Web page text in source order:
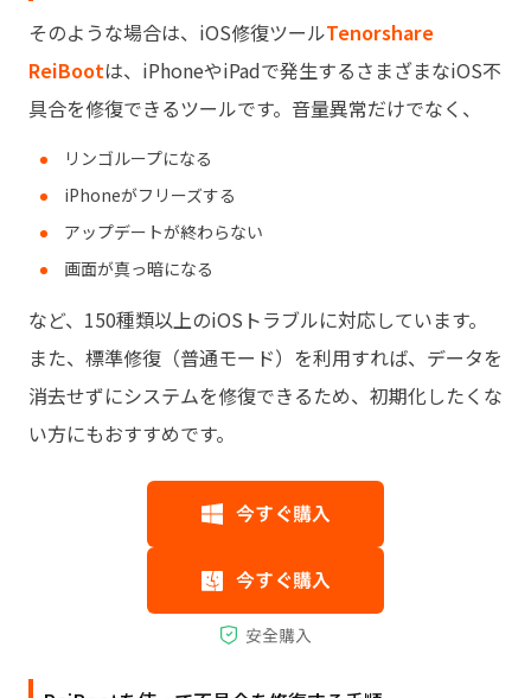
そのような場合は、iOS修復ツールTenorshare
ReiBootは、iPhoneやiPadで発生するさまざまなiOS不
具合を修復できるツールです。音量異常だけでなく、
リンゴループになる
iPhoneがフリーズする
アップデートが終わらない
画面が真っ暗になる
など、150種類以上のiOSトラブルに対応しています。
また、標準修復（普通モード）を利用すれば、データを
消去せずにシステムを修復できるため、初期化したくな
い方にもおすすめです。